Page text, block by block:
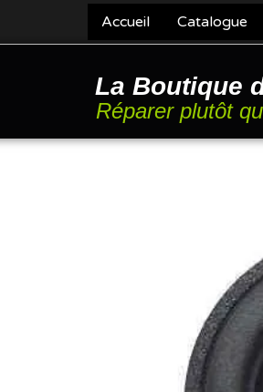
Accueil Catalogue
La Boutique
Réparer plutôt